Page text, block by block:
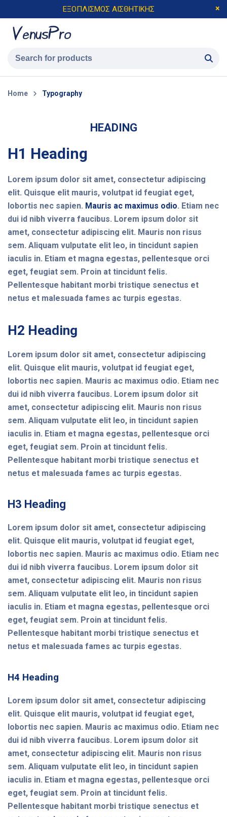
ΕΞΟΠΛΙΣΜΟΣ ΑΙΣΘΗΤΙΚΗΣ
Home Typography
HEADING
H1 Heading
Lorem ipsum dolor sit amet, consectetur adipiscing
elit. Quisque elit mauris, volutpat id feugiat eget,
lobortis nec sapien. Mauris ac maximus odio. Etiam nec
dui id nibh viverra faucibus. Lorem ipsum dolor sit
amet, consectetur adipiscing elit. Mauris non risus
sem. Aliquam vulputate elit leo, in tincidunt sapien
iaculis in. Etiam et magna egestas, pellentesque orci
eget, feugiat sem. Proin at tincidunt felis.
Pellentesque habitant morbi tristique senectus et
netus et malesuada fames ac turpis egestas.
H2 Heading
Lorem ipsum dolor sit amet, consectetur adipiscing
elit. Quisque elit mauris, volutpat id feugiat eget,
lobortis nec sapien. Mauris ac maximus odio. Etiam nec
dui id nibh viverra faucibus. Lorem ipsum dolor sit
amet, consectetur adipiscing elit. Mauris non risus
sem. Aliquam vulputate elit leo, in tincidunt sapien
iaculis in. Etiam et magna egestas, pellentesque orci
eget, feugiat sem. Proin at tincidunt felis.
Pellentesque habitant morbi tristique senectus et
netus et malesuada fames ac turpis egestas.
H3 Heading
Lorem ipsum dolor sit amet, consectetur adipiscing
elit. Quisque elit mauris, volutpat id feugiat eget,
lobortis nec sapien. Mauris ac maximus odio. Etiam nec
dui id nibh viverra faucibus. Lorem ipsum dolor sit
amet, consectetur adipiscing elit. Mauris non risus
sem. Aliquam vulputate elit leo, in tincidunt sapien
iaculis in. Etiam et magna egestas, pellentesque orci
eget, feugiat sem. Proin at tincidunt felis.
Pellentesque habitant morbi tristique senectus et
netus et malesuada fames ac turpis egestas.
H4 Heading
Lorem ipsum dolor sit amet, consectetur adipiscing
elit. Quisque elit mauris, volutpat id feugiat eget,
lobortis nec sapien. Mauris ac maximus odio. Etiam nec
dui id nibh viverra faucibus. Lorem ipsum dolor sit
amet, consectetur adipiscing elit. Mauris non risus
sem. Aliquam vulputate elit leo, in tincidunt sapien
iaculis in. Etiam et magna egestas, pellentesque orci
eget, feugiat sem. Proin at tincidunt felis.
Pellentesque habitant morbi tristique senectus et